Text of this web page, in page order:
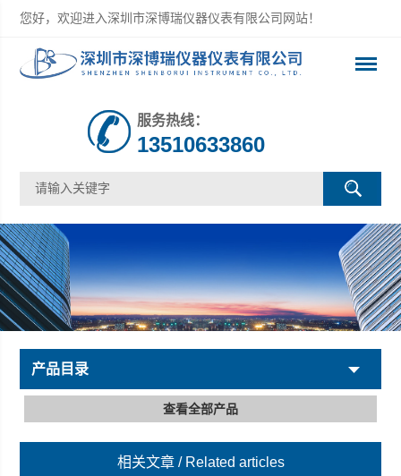
您好，欢迎进入深圳市深博瑞仪器仪表有限公司网站！
服务热线：
13510633860
产品目录
查看全部产品
相关文章 / Related articles